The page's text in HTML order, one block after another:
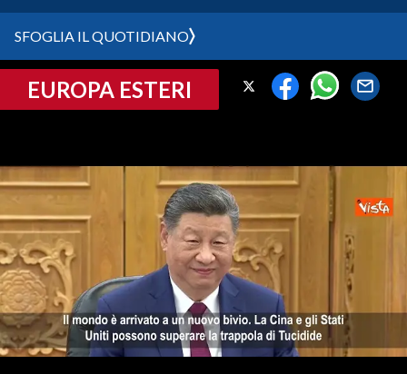
CRONACA SARDEGNA
SULCIS IGLESIENTE
ORISTANO E PROVINCIA
SASSARI E PROVINCIA
GALLURA
NUORO E PROVINCIA
OGLIASTRA
SFOGLIA IL QUOTIDIANO
EUROPA ESTERI